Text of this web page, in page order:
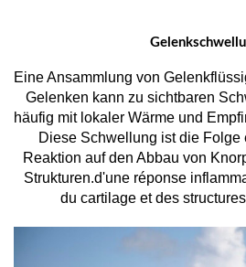
Eine Ansammlung von
Gelenken kann zu sichtbaren
häufig mit lokaler Wärme und
Diese Schwellung ist die Folge
Reaktion auf den Abbau von
Strukturen.d'une réponse
du cartilage et des